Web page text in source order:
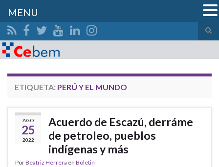
el
Search for:
ETIQUETA: PERÚ Y EL MUNDO
AGO
25
2022
Acuerdo de Escazú, derráme
de petroleo, pueblos
indígenas y más
PorBeatriz Herrera en Boletin
MENU